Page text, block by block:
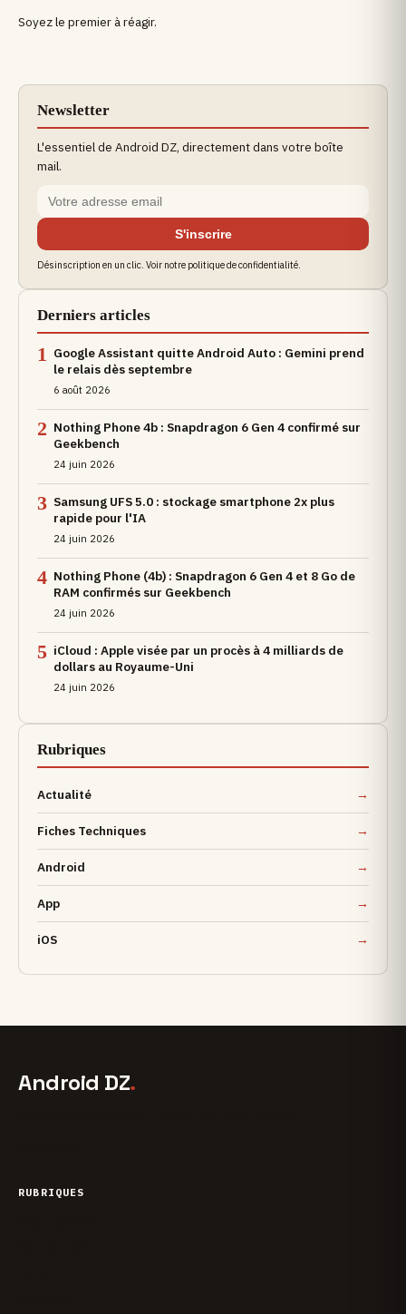
Soyez le premier à réagir.
Newsletter
L'essentiel de Android DZ, directement dans votre boîte
mail.
S'inscrire
Désinscription en un clic. Voir notre politique de confidentialité.
Derniers articles
1
Google Assistant quitte Android Auto : Gemini prend
le relais dès septembre
6 août 2026
2 Nothing Phone 4b : Snapdragon 6 Gen 4 confirmé sur
Geekbench
24 juin 2026
3 Samsung UFS 5.0 : stockage smartphone 2x plus
rapide pour l'IA
24 juin 2026
4 Nothing Phone (4b) : Snapdragon 6 Gen 4 et 8 Go de
RAM confirmés sur Geekbench
24 juin 2026
5 iCloud : Apple visée par un procès à 4 milliards de
dollars au Royaume-Uni
24 juin 2026
Rubriques
Actualité
Fiches Techniques
Android
App
iOS
Android DZ.
RUBRIQUES